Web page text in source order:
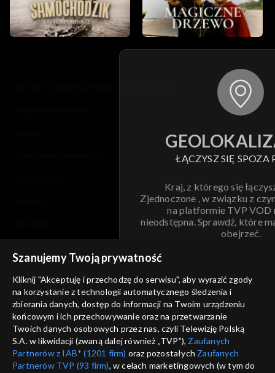
ŁĄCZYSZ SIĘ SPOZA
Kraj, z którego się
Zjednoczone , w związku z
na platformie TVP VOD
nieodstępna. Sprawdź, które
obejrzeć.
ANULUJ
informacje o dostawcy usług
Szanujemy Twoją prywatność
Kliknij "Akceptuję i przechodzę do serwisu", aby wyrazić zgody
na korzystanie z technologii automatycznego śledzenia i
zbierania danych, dostęp do informacji na Twoim urządzeniu
końcowym i ich przechowywanie oraz na przetwarzanie
Twoich danych osobowych przez nas, czyli Telewizję Polską
S.A. w likwidacji (zwaną dalej również „TVP”), Zaufanych
Partnerów z IAB* (1201 firm) oraz pozostałych Zaufanych
Partnerów TVP (93 firm), w celach marketingowych (w tym do